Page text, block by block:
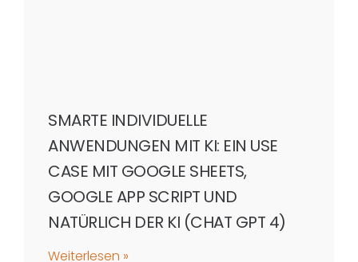
SMARTE INDIVIDUELLE
ANWENDUNGEN MIT KI: EIN USE
CASE MIT GOOGLE SHEETS,
GOOGLE APP SCRIPT UND
NATÜRLICH DER KI (CHAT GPT 4)
Weiterlesen »